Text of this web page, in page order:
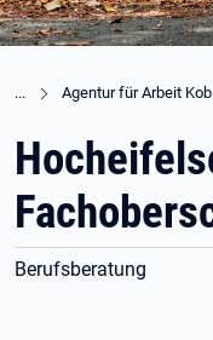
Agentur für Arbeit
Berufsberatung